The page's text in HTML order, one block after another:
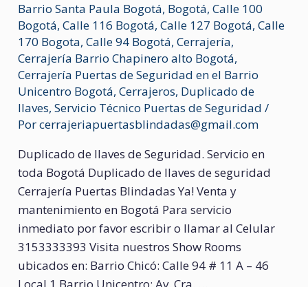
Barrio Santa Paula Bogotá, Bogotá,Calle 100
Bogotá,Calle 116 Bogotá,Calle 127 Bogotá,Calle
170 Bogota,Calle 94 Bogotá,Cerrajería,
Cerrajería Barrio Chapinero alto Bogotá,
Cerrajería Puertas de Seguridad en el Barrio
Unicentro Bogotá,Cerrajeros, Duplicado de
llaves,Servicio Técnico Puertas de Seguridad /
Porcerrajeriapuertasblindadas@gmail.com
Duplicado de llaves de Seguridad. Servicio en
toda Bogotá Duplicado de llaves de seguridad
Cerrajería Puertas Blindadas Ya! Venta y
mantenimiento en Bogotá Para servicio
inmediato por favor escribir o llamar al Celular
3153333393 Visita nuestros Show Rooms
ubicados en: Barrio Chicó: Calle 94 # 11 A – 46